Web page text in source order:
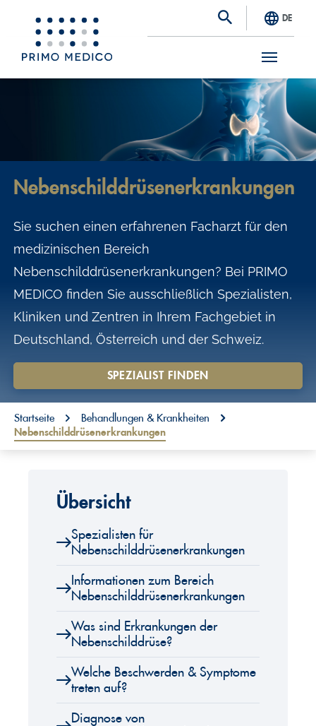
S
DE
Nebenschilddrüsenerkrankungen
Sie suchen einen erfahrenen Facharzt für den
medizinischen Bereich
Nebenschilddrüsenerkrankungen? Bei PRIMO
MEDICO finden Sie ausschließlich Spezialisten,
Kliniken und Zentren in Ihrem Fachgebiet in
Deutschland, Österreich und der Schweiz.
SPEZIALIST FINDEN
You are here:
Startseite
Behandlungen & Krankheiten
Nebenschilddrüsenerkrankungen
Übersicht
Spezialisten für
Nebenschilddrüsenerkrankungen
Informationen zum Bereich
Nebenschilddrüsenerkrankungen
Was sind Erkrankungen der
Nebenschilddrüse?
Welche Beschwerden & Symptome
treten auf?
Diagnose von